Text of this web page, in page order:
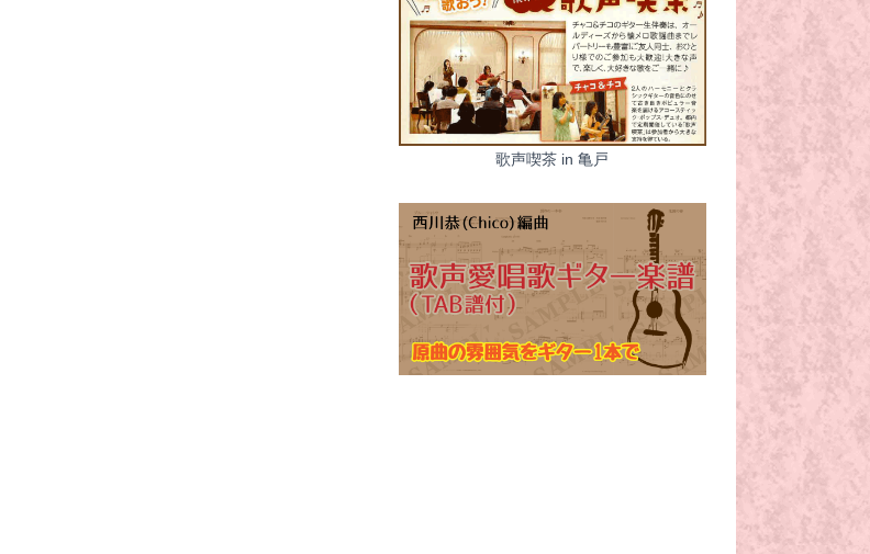
歌声喫茶 in 亀戸